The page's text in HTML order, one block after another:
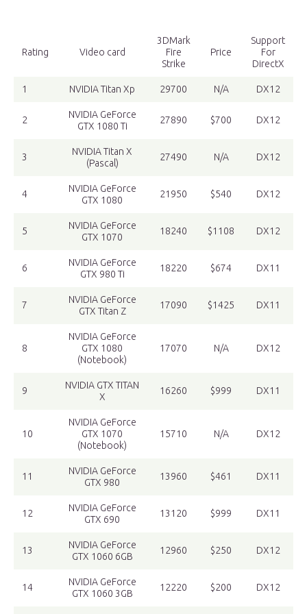
Rating Video card
3DMark
Fire
Strike
Price
Support
For
DirectX
1 NVIDIA Titan Xp 29700 N/A DX12
2
NVIDIA GeForce
GTX 1080 Ti
27890 $700 DX12
3
NVIDIA Titan X
(Pascal)
27490 N/A DX12
4
NVIDIA GeForce
GTX 1080
21950 $540 DX12
5
NVIDIA GeForce
GTX 1070
18240 $1108 DX12
6
NVIDIA GeForce
GTX 980 Ti
18220 $674 DX11
7
NVIDIA GeForce
GTX Titan Z
17090 $1425 DX11
8
NVIDIA GeForce
GTX 1080
(Notebook)
17070 N/A DX12
9
NVIDIA GTX TITAN
X
16260 $999 DX11
10
NVIDIA GeForce
GTX 1070
(Notebook)
15710 N/A DX12
11
NVIDIA GeForce
GTX 980
13960 $461 DX11
12
NVIDIA GeForce
GTX 690
13120 $999 DX11
13
NVIDIA GeForce
GTX 1060 6GB
12960 $250 DX12
14
NVIDIA GeForce
GTX 1060 3GB
12220 $200 DX12